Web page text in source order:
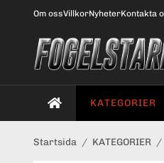
Om ossVillkorNyheterKontakta
KATEGORIER
Startsida / KATEGORIER /